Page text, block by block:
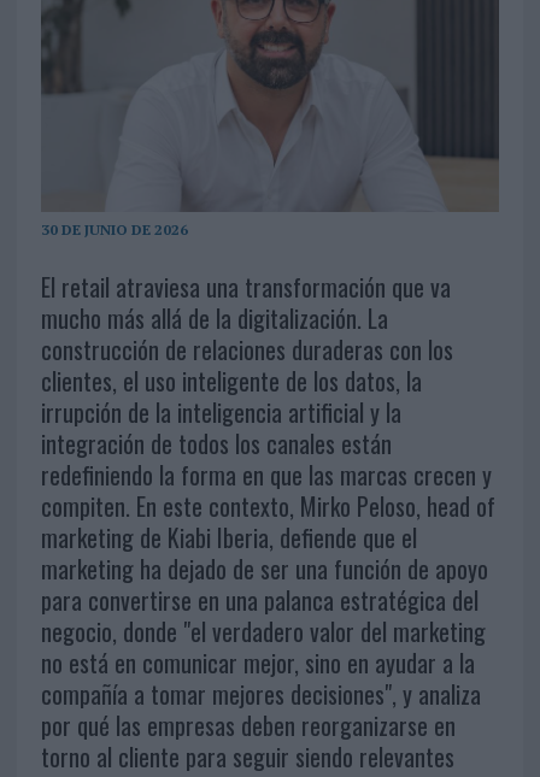
30 DE JUNIO DE 2026
El retail atraviesa una transformación que va
mucho más allá de la digitalización. La
construcción de relaciones duraderas con los
clientes, el uso inteligente de los datos, la
irrupción de la inteligencia artificial y la
integración de todos los canales están
redefiniendo la forma en que las marcas crecen y
compiten. En este contexto, Mirko Peloso, head of
marketing de Kiabi Iberia, defiende que el
marketing ha dejado de ser una función de apoyo
para convertirse en una palanca estratégica del
negocio, donde "el verdadero valor del marketing
no está en comunicar mejor, sino en ayudar a la
compañía a tomar mejores decisiones", y analiza
por qué las empresas deben reorganizarse en
torno al cliente para seguir siendo relevantes